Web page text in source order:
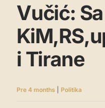
Vučić:
i Tirane
Pre 4 months Politika